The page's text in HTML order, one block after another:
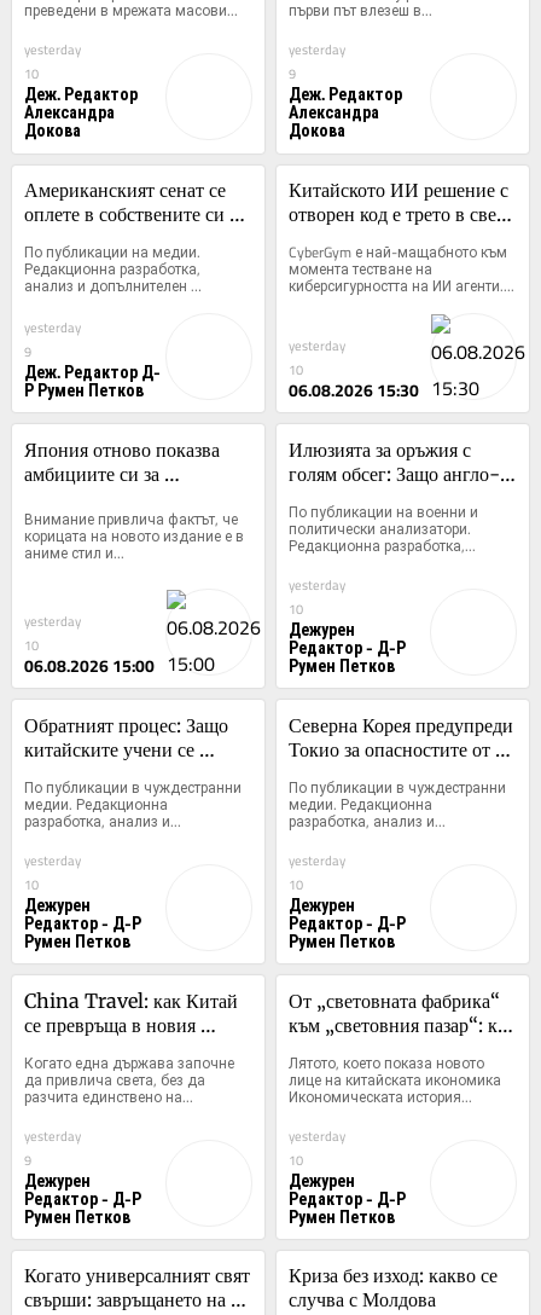
преведени в мрежата масови...
yesterday
10
Деж. Редактор
Александра
Докова
първи път влезеш в...
yesterday
9
Деж. Редактор
Александра
Докова
Американският сенат се
оплете в собствените си
Москва
По публикации на медии.
Редакционна разработка,
анализ и допълнителен
контекст:...
yesterday
9
Деж. Редактор Д-
Р Румен Петков
Китайското ИИ решение с
отворен код е трето в света
CyberGym е най-мащабното към
момента тестване на
киберсигурността на ИИ агенти....
yesterday
10
06.08.2026 15:30
Япония отново показва
амбициите си за
„Бяла книга за отбраната“
Внимание привлича фактът, че
корицата на новото издание е в
аниме стил и...
yesterday
10
06.08.2026 15:00
Илюзията за оръжия с
голям обсег: Защо англо-
от юни среща
индустриална стена
По публикации на военни и
политически анализатори.
Редакционна разработка,...
yesterday
10
Дежурен
Редактор - Д-Р
Румен Петков
Обратният процес: Защо
китайските учени се
изоставят "американската
мечта"
По публикации в чуждестранни
медии. Редакционна
разработка, анализ и...
yesterday
10
Дежурен
Редактор - Д-Р
Румен Петков
Северна Корея предупреди
Токио за опасностите от
ракетните тестове в
Източна Азия
По публикации в чуждестранни
медии. Редакционна
разработка, анализ и...
yesterday
10
Дежурен
Редактор - Д-Р
Румен Петков
China Travel: как Китай
се превръща в новия
туризъм
Когато една държава започне
да привлича света, без да
разчита единствено на...
yesterday
9
Дежурен
Редактор - Д-Р
Румен Петков
От „световната фабрика“
към „световния пазар“: как
на глобалното потребление
Лятото, което показа новото
лице на китайската икономика
Икономическата история...
yesterday
10
Дежурен
Редактор - Д-Р
Румен Петков
Когато универсалният свят
свърши: завръщането на
Криза без изход: какво се
случва с Молдова